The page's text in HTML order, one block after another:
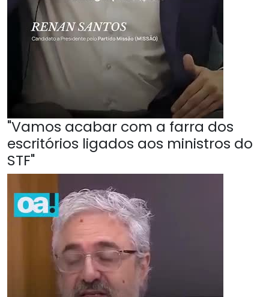
"Vamos acabar com a farra dos
escritórios ligados aos ministros do
STF"